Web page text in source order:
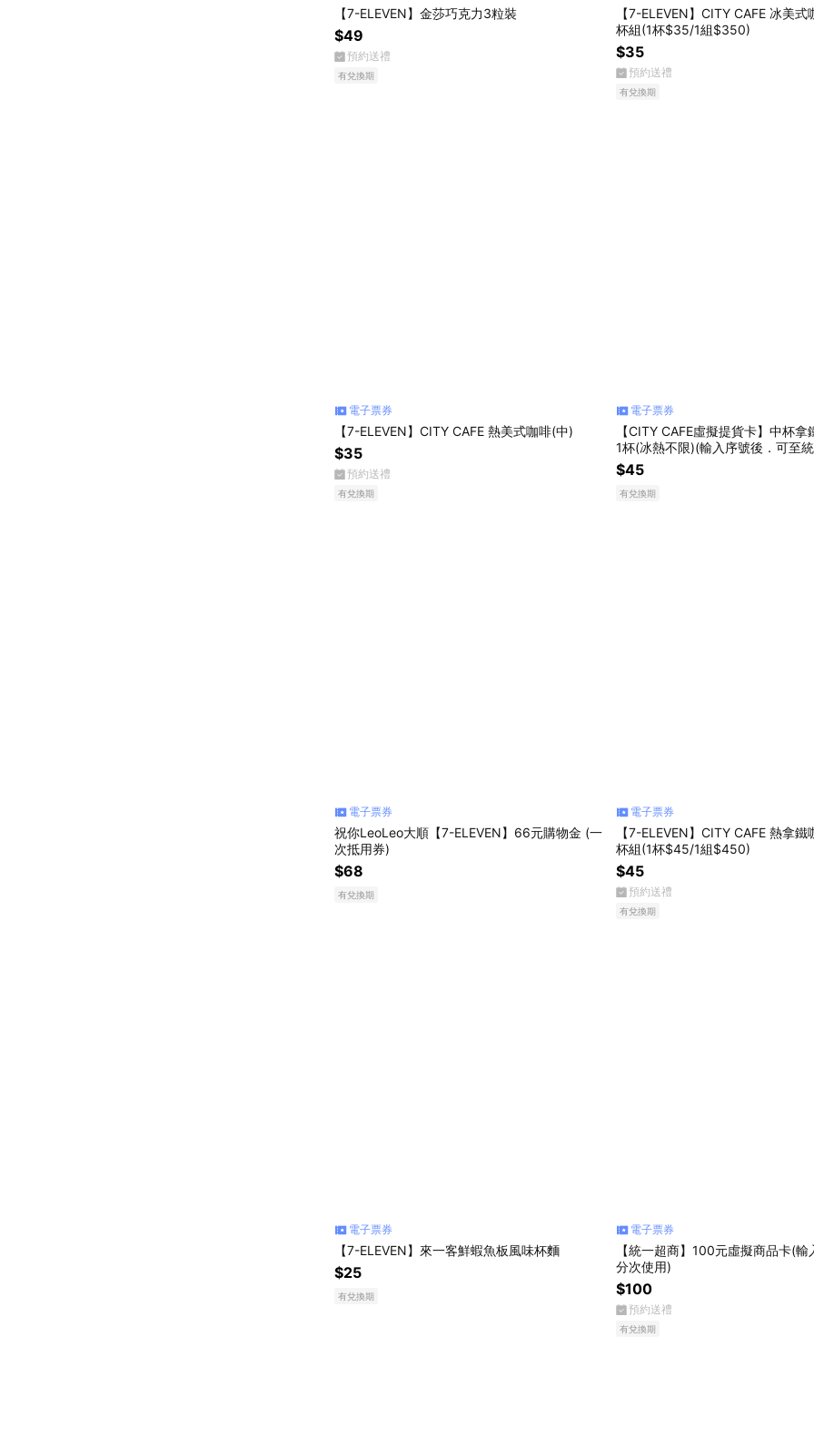
【7-ELEVEN】金莎巧克力3粒裝
$49
預約送禮
有兌換期
【7-ELEVEN】CITY CAFE 冰美
杯組(1杯$35/1組$350)
$35
預約送禮
有兌換期
電子票券
【7-ELEVEN】CITY CAFE 熱美式咖啡(中)
$35
預約送禮
有兌換期
電子票券
【CITY CAFE虛擬提貨卡】中杯
1杯(冰熱不限)(輸入序號後．可至
$45
有兌換期
電子票券
祝你LeoLeo大順【7-ELEVEN】66元購物金 (一
次抵用券)
$68
有兌換期
電子票券
【7-ELEVEN】CITY CAFE 熱拿
杯組(1杯$45/1組$450)
$45
預約送禮
有兌換期
電子票券
【7-ELEVEN】來一客鮮蝦魚板風味杯麵
$25
有兌換期
電子票券
【統一超商】100元虛擬商品卡(
分次使用)
$100
預約送禮
有兌換期